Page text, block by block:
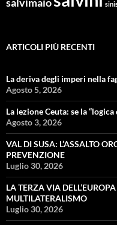
ARTICOLI PIÙ RECENTI
La deriva degli imperi nella
Agosto 5, 2026
La lezione Ceuta: se la
Agosto 3, 2026
VAL DI SUSA: L’ASSALTO
PREVENZIONE
Luglio 30, 2026
LA TERZA VIA
MULTILATERALISMO
Luglio 30, 2026